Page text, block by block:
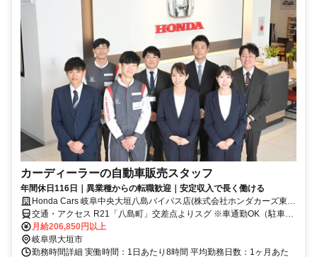
カーディーラーの自動車販売スタッフ
年間休日116日｜異業種からの転職歓迎｜安定収入で長く働ける
Honda Cars 岐阜中央大垣八島バイパス店(株式会社ホンダカーズ東
海)
交通・アクセス R21「八島町」交差点よりスグ ※車通勤OK（駐車場
完備）
月給206,850円以上
岐阜県大垣市
勤務時間詳細 実働時間：1日あたり8時間 平均勤務日数：1ヶ月あた